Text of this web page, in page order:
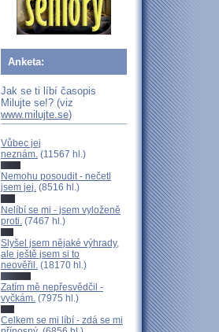
Anketa:
Jak se ti líbí časopis
Milujte se!? (viz
www.milujte.se)
Vůbec jej
neznám. (11567 hl.)
Nemohu posoudit - nečetl
jsem jej. (8516 hl.)
Nelíbí se mi - jsem vyloženě
proti. (7467 hl.)
Slyšel jsem nějaké výhrady,
ale ještě jsem si to
neověřil. (18170 hl.)
Zatím mě nepřesvědčil -
vyčkám. (7975 hl.)
Celkem se mi líbí - zdá se mi